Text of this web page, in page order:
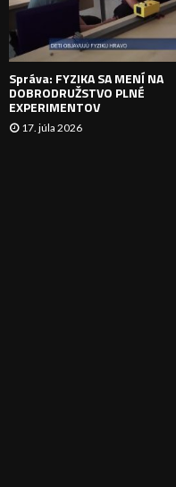
Správa: FYZIKA SA MENÍ NA
DOBRODRUŽSTVO PLNÉ
EXPERIMENTOV
17. júla 2026